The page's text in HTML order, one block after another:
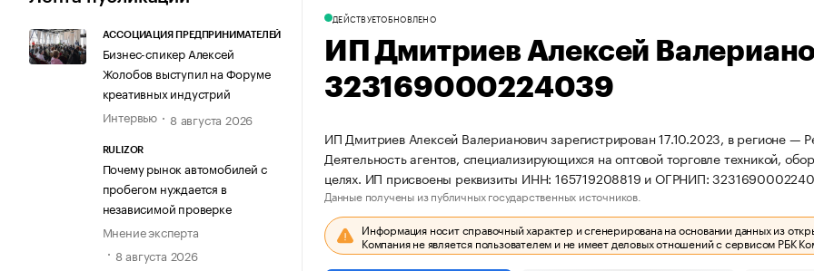
АССОЦИАЦИЯ ПРЕДПРИНИМАТЕЛЕЙ
Бизнес-спикер Алексей
Жолобов выступил на Форуме
креативных индустрий
Интервью
8 августа 2026
RULIZOR
Почему рынок автомобилей с
пробегом нуждается в
независимой проверке
Мнение эксперта
8 августа 2026
ДЕЙСТВУЕТОБНОВЛЕНО
ИП Дмитриев Алексей
323169000224039
ИП Дмитриев Алексей Валерианович зарегистрирован 17.10.2023, в регионе —
Деятельность агентов, специализирующихся на оптовой торговле техникой,
целях. ИП присвоены реквизиты ИНН: 165719208819 и ОГРНИП:
Данные получены из публичных государственных источников.
Информация носит справочный характер и сгенерирована на основании данных из
Компания не является пользователем и не имеет деловых отношений с сервисом РБК